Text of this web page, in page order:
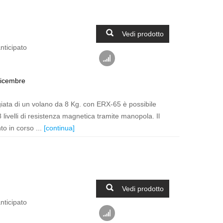
Vedi prodotto
di un volano da 8 Kg. con ERX-65 è possibile
di resistenza magnetica tramite manopola. Il
in corso ... [continua]
Vedi prodotto